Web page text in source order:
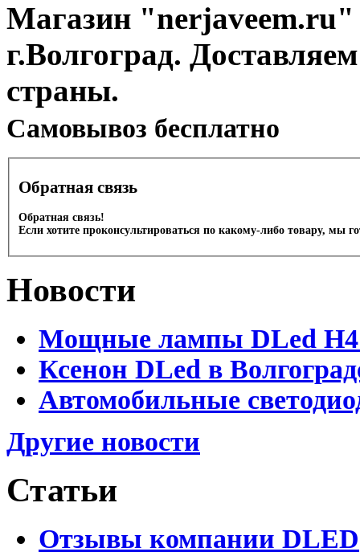
Магазин "nerjaveem.ru"
г.Волгоград.
страны.
Cамовывоз бесплатно
Обратная связь
Обратная связь!
Если хотите проконсультироваться по какому-либо товару, мы
Новости
Мощные лампы DLed H4
Ксенон DLed в
Автомобильные
Другие новости
Статьи
Отзывы компании DLED